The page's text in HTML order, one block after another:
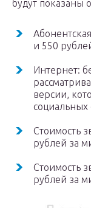
будут показаны
и 550
Интернет:
версии,
социальных
Стоимость
рублей за
Стоимость
рублей за